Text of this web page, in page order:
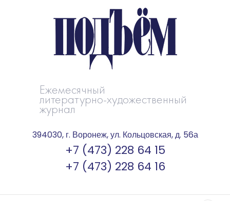
Ежемесячный
литературно-художественный
журнал
394030, г. Воронеж, ул. Кольцовская, д. 56а
+7 (473) 228 64 15
+7 (473) 228 64 16